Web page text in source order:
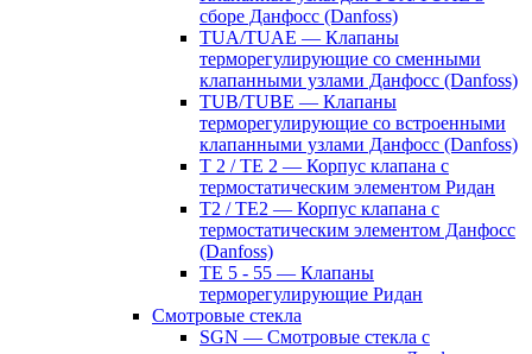
сборе Данфосс (Danfoss)
TUA/TUAE — Клапаны
терморегулирующие со сменными
клапанными узлами Данфосс (Danfoss)
TUB/TUBE — Клапаны
терморегулирующие со встроенными
клапанными узлами Данфосс (Danfoss)
T 2 / TE 2 — Корпус клапана с
термостатическим элементом Ридан
T2 / TE2 — Корпус клапана с
термостатическим элементом Данфосс
(Danfoss)
TE 5 - 55 — Клапаны
терморегулирующие Ридан
Смотровые стекла
SGN — Смотровые стекла с